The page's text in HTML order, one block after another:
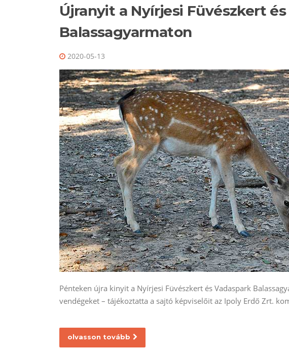
Újranyit a Nyírjesi Füvészkert
Balassagyarmaton
2020-05-13
Pénteken újra kinyit a Nyírjesi Füvészkert és Vadaspark
vendégeket – tájékoztatta a sajtó képviselőit az Ipoly Erdő Zrt.
olvasson tovább